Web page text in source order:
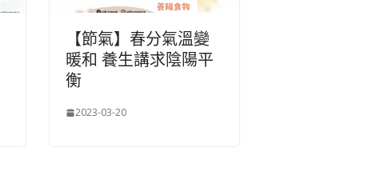
【節氣】春分氣溫變
暖和 養生講求陰陽平
衡
2023-03-20